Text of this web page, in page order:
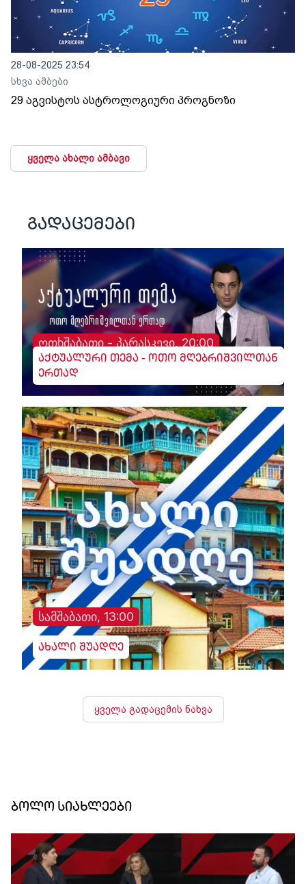
28-08-2025 23:54
სხვა ამბები
29 აგვისტოს ასტროლოგიური პროგნოზი
ყველა ახალი ამბავი
გადაცემები
ოთხშაბათი - პარასკევი, 20:00
აქტუალური თემა - ოთო მღებრიშვილთან
ერთად
სამშაბათი, 13:00
ახალი შუადღე
ყველა გადაცემის ნახვა
ბოლო სიახლეები